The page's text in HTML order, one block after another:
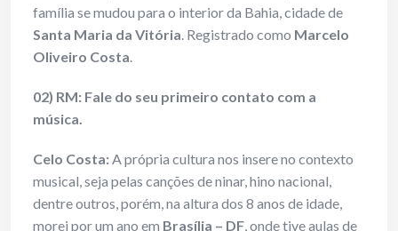
família se mudou para o interior da Bahia, cidade de
Santa Maria da Vitória. Registrado como Marcelo
Oliveiro Costa.
02) RM: Fale do seu primeiro contato com a
música.
Celo Costa:A própria cultura nos insere no contexto
musical, seja pelas canções de ninar, hino nacional,
dentre outros, porém, na altura dos 8 anos de idade,
morei por um ano em Brasília – DF, onde tive aulas de